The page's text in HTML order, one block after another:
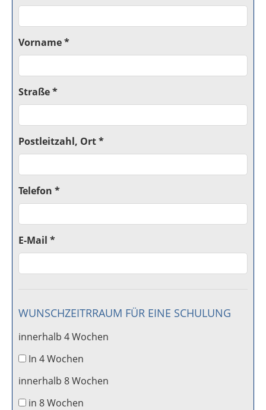
Vorname *
Straße *
Postleitzahl, Ort *
Telefon *
E-Mail *
WUNSCHZEITRRAUM FÜR EINE SCHULUNG
innerhalb 4 Wochen
In 4 Wochen
innerhalb 8 Wochen
in 8 Wochen